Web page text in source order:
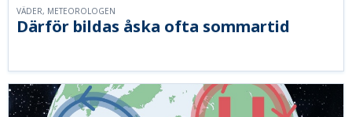
Därför bildas åska ofta sommartid
VÄDER, METEOROLOGEN